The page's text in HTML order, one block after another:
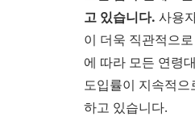
고 있습니다. 사용
이 더욱 직관적으
에 따라 모든 연령
도입률이 지속적으
하고 있습니다.